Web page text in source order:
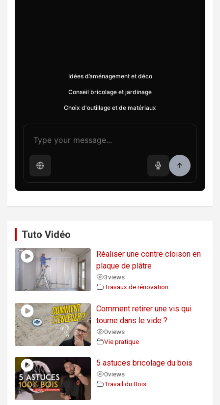
Idées d’aménagement et déco
Conseil bricolage et jardinage
Choix d'outillage et de matériaux
Tuto Vidéo
Réaliser une contre cloison en
plaque de plâtre
3views
Travaux de rénovation
Comment retirer une vis qui
tourne dans le vide ?
0views
Vie pratique
5 astuces bricolage du bois
0views
Travail du Bois